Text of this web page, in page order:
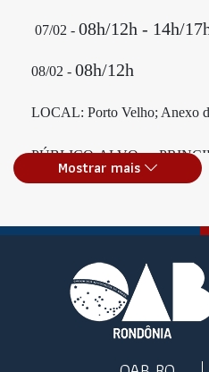
07/02 - 08h/12h - 14h/
08/02 - 08h/12h
LOCAL: Porto Velho; Anexo
PÚBLICO-ALVO
Culturais
Materiais necessários:
Mostrar mais